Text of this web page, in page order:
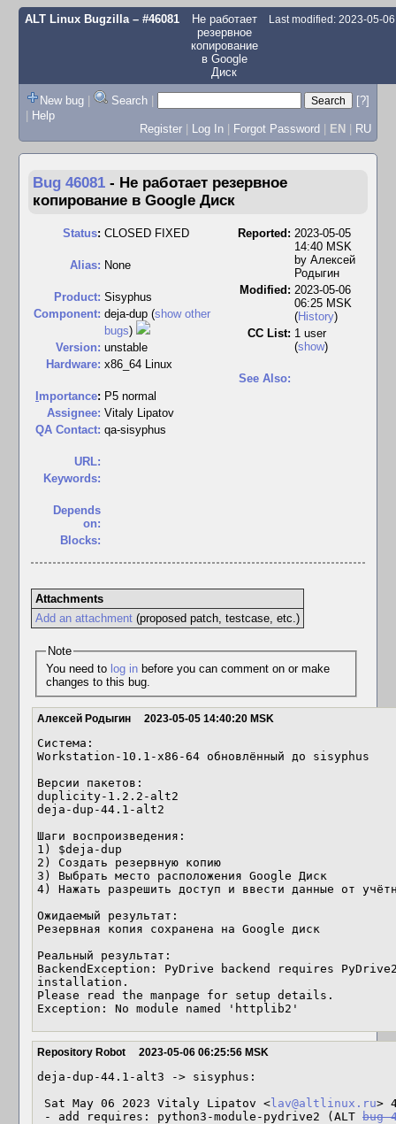
ALT Linux Bugzilla– #46081
Не работает
резервное
копирование
в Google
Диск
Last modified: 2023-05-
New bug | Search |
[?]
| Help
Register | Log In | Forgot Password | EN | RU
Bug 46081 - Не работает резервное
копирование в Google Диск
Status: CLOSED FIXED
Alias: None
Product: Sisyphus
Component: deja-dup (show other
bugs)
Version: unstable
Hardware: x86_64 Linux
mportance: P5 normal
Assignee: Vitaly Lipatov
QA Contact: qa-sisyphus
URL:
Keywords:
Depends
on:
Blocks:
Reported: 2023-05-05
14:40 MSK
by Алексей
Родыгин
Modified: 2023-05-06
06:25 MSK
(History)
CC List: 1 user
(show)
See Also:
Attachments
Add an attachment(proposed patch, testcase, etc.)
Note
You need to log inbefore you can comment on or make
changes to this bug.
Алексей Родыгин 2023-05-05 14:40:20 MSK
Система:
Workstation-10.1-x86-64 обновлённый до sisyphus
Версии пакетов:
duplicity-1.2.2-alt2
deja-dup-44.1-alt2
Шаги воспроизведения:
1) $deja-dup
2) Создать резервную копию
3) Выбрать место расположения Google Диск
4) Нажать разрешить доступ и ввести данные от
Ожидаемый результат:
Резервная копия сохранена на Google диск
Реальный результат:
BackendException: PyDrive backend requires
installation.
Please read the manpage for setup details.
Exception: No module named 'httplib2'
Repository Robot 2023-05-06 06:25:56 MSK
deja-dup-44.1-alt3 -> sisyphus:
Sat May 06 2023 Vitaly Lipatov < lav@altlinux.ru>
- add requires: python3-module-pydrive2 (ALT bug